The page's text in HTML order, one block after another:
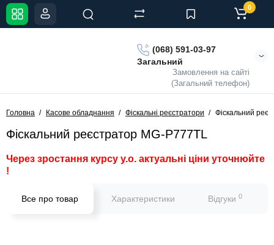
(068) 591-03-97
Загальний
Замовлення на сайті
(Загальний телефон)
0
Головна Касове обладнання Фіскальні реєстратори Фіскальний
Фіскальний реєстратор MG-P777TL
Через зростання курсу у.о. актуальні ціни уточнюйте
!
Все про товар Характеристики Відгуки 0